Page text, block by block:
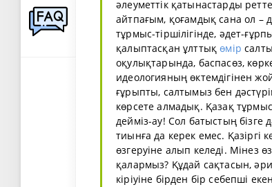
әлеуметтік қатынастарды
айтпағым, қоғамдық сана ол –
тұрмыс-тіршілігінде, әдет-
қалыптасқан ұлттықөмір
оқулықтарында, баспасөз,
идеологияның өктемдігінен
ғұрыпты, салтымыз бен
көрсете алмадық. Қазақ
дейміз-ау! Сол батыстың бізге
тиынға да керек емес. Қазіргі
өзгеруіне алып келеді. Мінез
қалармыз? Құдай сақтасын,
кіріуіне бірден бір себепші